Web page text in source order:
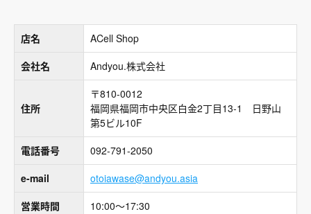
店名
ACell Shop
会社名
Andyou.株式会社
住所
〒810-0012
福岡県福岡市中央区白金2丁目13-1 日野山
第5ビル10F
電話番号
092-791-2050
e-mail
otoiawase@andyou.asia
営業時間
10:00〜17:30